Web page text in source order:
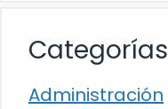
Categorías
Administración